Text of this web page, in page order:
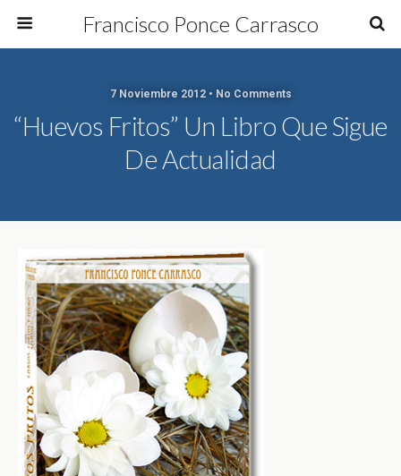
Francisco Ponce Carrasco
7 Noviembre 2012 • No Comments
“Huevos Fritos” Un Libro Que Sigue
De Actualidad